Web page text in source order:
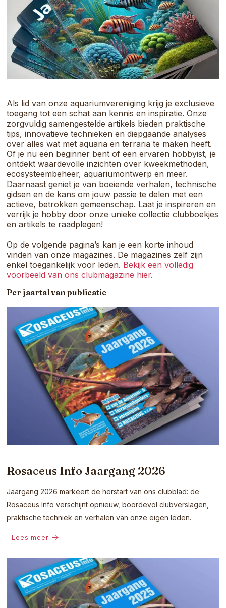
samenkomt.
Als lid van onze aquariumvereniging krijg je exclusieve
toegang tot een schat aan kennis en inspiratie. Onze
zorgvuldig samengestelde artikels bieden praktische
tips, innovatieve technieken en diepgaande analyses
over alles wat met aquaria en terraria te maken heeft.
Of je nu een beginner bent of een ervaren hobbyist, je
ontdekt waardevolle inzichten over kweekmethoden,
ecosysteembeheer, aquariumontwerp en meer.
Daarnaast geniet je van boeiende verhalen, technische
gidsen en de kans om jouw passie te delen met een
actieve, betrokken gemeenschap. Laat je inspireren en
verrijk je hobby door onze unieke collectie clubboekjes
en artikels te raadplegen!
Op de volgende pagina’s kan je een korte inhoud
vinden van onze magazines. De magazines zelf zijn
enkel toegankelijk voor leden. Bekijk een volledig
voorbeeld van ons clubmagazine hier.
Per jaartal van publicatie
Rosaceus Info Jaargang 2026
Jaargang 2026 markeert de herstart van ons clubblad: de
Rosaceus Info verschijnt opnieuw, boordevol clubverslagen,
praktische techniek en verhalen van onze eigen leden.
Lees meer